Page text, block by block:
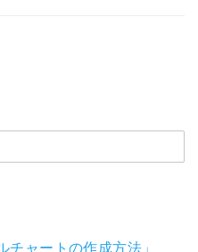
ャートの作成方法」